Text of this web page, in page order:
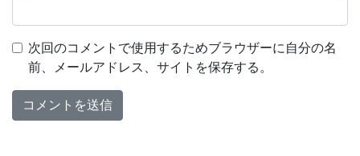
次回のコメントで使用するためブラウザーに自分の名
前、メールアドレス、サイトを保存する。